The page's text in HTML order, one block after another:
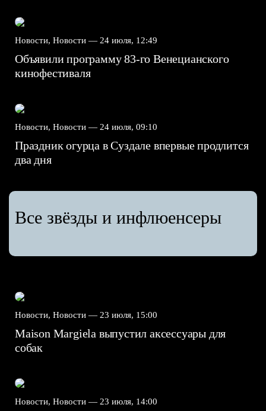
Новости, Новости — 24 июля, 12:49
Объявили программу 83-го Венецианского
кинофестиваля
Новости, Новости — 24 июля, 09:10
Праздник огурца в Суздале впервые продлится
два дня
Все звёзды и инфлюенсеры
Новости, Новости — 23 июля, 15:00
Maison Margiela выпустил аксессуары для
собак
Новости, Новости — 23 июля, 14:00